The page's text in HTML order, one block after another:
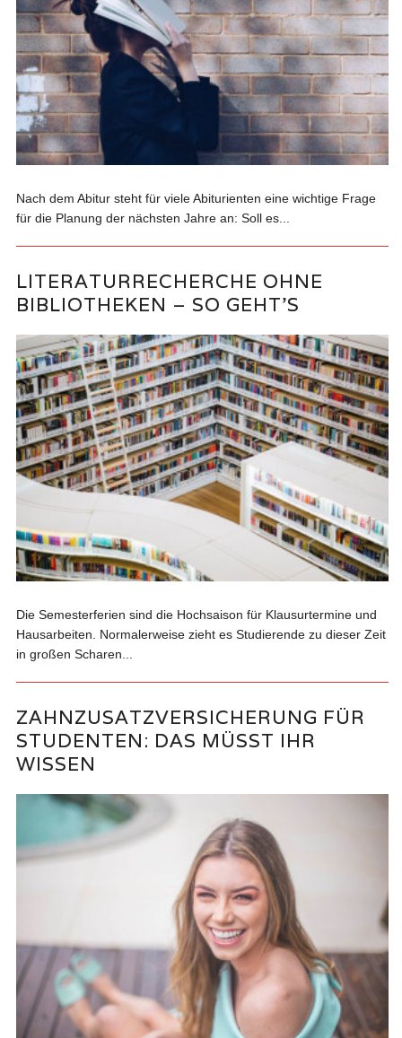
Nach dem Abitur steht für viele Abiturienten eine wichtige Frage
für die Planung der nächsten Jahre an: Soll es...
LITERATURRECHERCHE OHNE
BIBLIOTHEKEN – SO GEHT’S
Die Semesterferien sind die Hochsaison für Klausurtermine und
Hausarbeiten. Normalerweise zieht es Studierende zu dieser Zeit
in großen Scharen...
ZAHNZUSATZVERSICHERUNG FÜR
STUDENTEN: DAS MÜSST IHR
WISSEN